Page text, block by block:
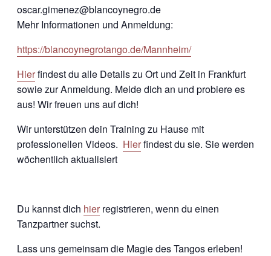
oscar.gimenez@blancoynegro.de
Mehr Informationen und Anmeldung:
https://blancoynegrotango.de/Mannheim/
Hierfindest du alle Details zu Ort und Zeit in Frankfurt
sowie zur Anmeldung. Melde dich an und probiere es
aus! Wir freuen uns auf dich!
Wir unterstützen dein Training zu Hause mit
professionellen Videos. Hierfindest du sie. Sie werden
wöchentlich aktualisiert
Du kannst dich hier registrieren, wenn du einen
Tanzpartner suchst.
Lass uns gemeinsam die Magie des Tangos erleben!